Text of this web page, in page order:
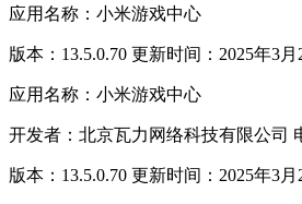
应用名称：小米游戏中心
版本：13.5.0.70 更新时间：2025年3月
应用名称：小米游戏中心
开发者：北京瓦力网络科技有限公司
版本：13.5.0.70 更新时间：2025年3月